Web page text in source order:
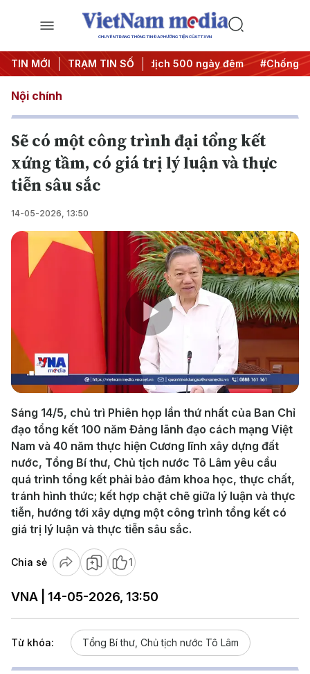
CHUYÊN TRANG THÔNG TIN ĐA PHƯƠNG TIỆN CỦA TTXVN
TIN MỚI TRẠM TIN SỐ
động #Chiến dịch 500 ngày đêm #Chống khai thác
Nội chính
Sẽ có một công trình đại tổng kết
xứng tầm, có giá trị lý luận và thực
tiễn sâu sắc
14-05-2026, 13:50
Play
Video
Sáng 14/5, chủ trì Phiên họp lần thứ nhất của Ban Chỉ
đạo tổng kết 100 năm Đảng lãnh đạo cách mạng Việt
Nam và 40 năm thực hiện Cương lĩnh xây dựng đất
nước, Tổng Bí thư, Chủ tịch nước Tô Lâm yêu cầu
quá trình tổng kết phải bảo đảm khoa học, thực chất,
tránh hình thức; kết hợp chặt chẽ giữa lý luận và thực
tiễn, hướng tới xây dựng một công trình tổng kết có
giá trị lý luận và thực tiễn sâu sắc.
Chia sẻ 1
VNA | 14-05-2026, 13:50
Từ khóa: Tổng Bí thư, Chủ tịch nước Tô Lâm